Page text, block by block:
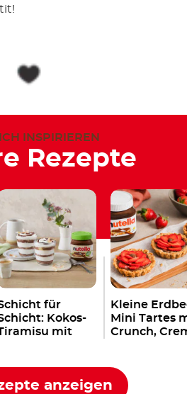
INSPIRIEREN
Rezepte
für
Kokos-
mit
Kleine
Mini Tartes
Crunch,
anzeigen